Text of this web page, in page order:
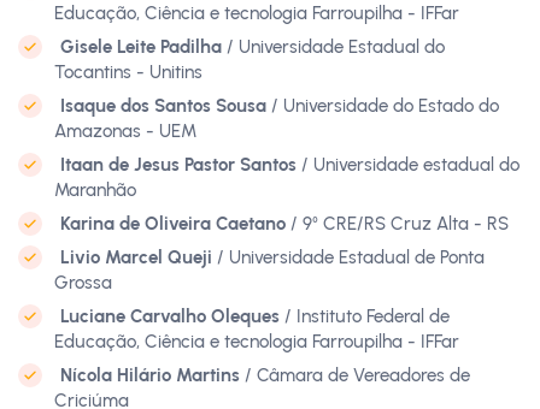
Educação, Ciência e tecnologia Farroupilha - IFFar
Gisele Leite Padilha / Universidade Estadual do
Tocantins - Unitins
Isaque dos Santos Sousa / Universidade do Estado do
Amazonas - UEM
Itaan de Jesus Pastor Santos / Universidade estadual do
Maranhão
Karina de Oliveira Caetano / 9⁰ CRE/RS Cruz Alta - RS
Livio Marcel Queji / Universidade Estadual de Ponta
Grossa
Luciane Carvalho Oleques / Instituto Federal de
Educação, Ciência e tecnologia Farroupilha - IFFar
Nícola Hilário Martins / Câmara de Vereadores de
Criciúma